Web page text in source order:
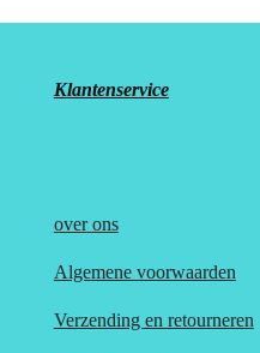
Klantenservice
over ons
Algemene voorwaarden
Verzending en retourneren